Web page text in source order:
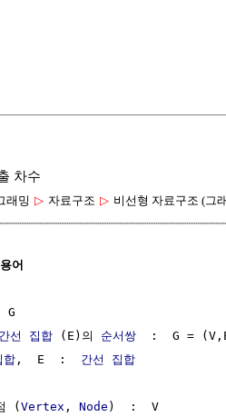
차수
래밍 ▷ 자료구조 ▷ 비선형 자료구조 (그
어
간선 집합 (E)의 순서쌍
:  G =
합 ,  E  : 간선 집합
(Vertex , Node )  :  V